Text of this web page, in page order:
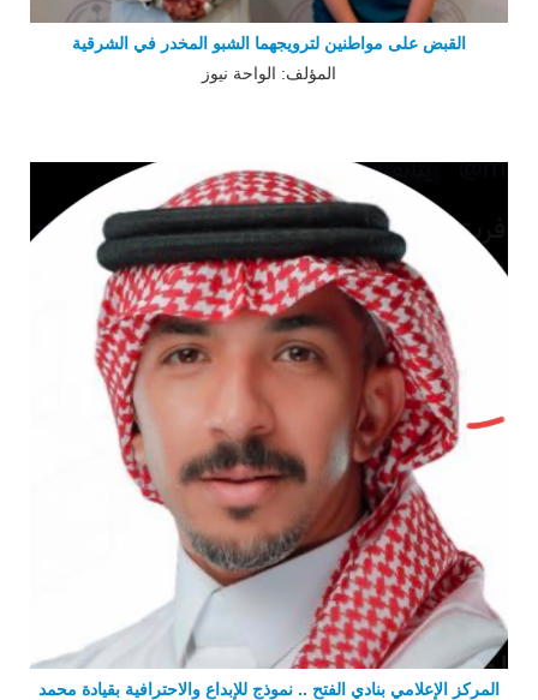
القبض على مواطنين لترويجهما الشبو المخدر في الشرقية
المؤلف: الواحة نيوز
المركز الإعلامي بنادي الفتح .. نموذج للإبداع والاحترافية بقيادة محمد